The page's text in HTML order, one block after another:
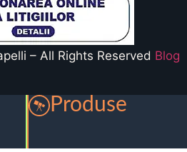
– All Rights Reserved Blog
Produse